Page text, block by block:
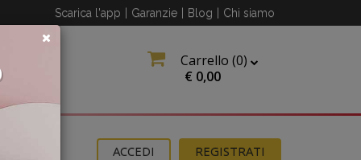
Scarica l'app Garanzie Blog Chi siamo
Carrello (0)
€ 0,00
REGISTRATI
ACCEDI